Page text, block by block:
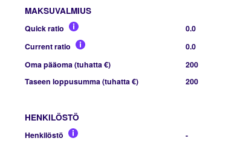
MAKSUVALMIUS
Quick ratio 0.0
Current ratio
0.0
Oma pääoma (tuhatta €)
200
Taseen loppusumma (tuhatta €)
200
HENKILÖSTÖ
Henkilöstö -